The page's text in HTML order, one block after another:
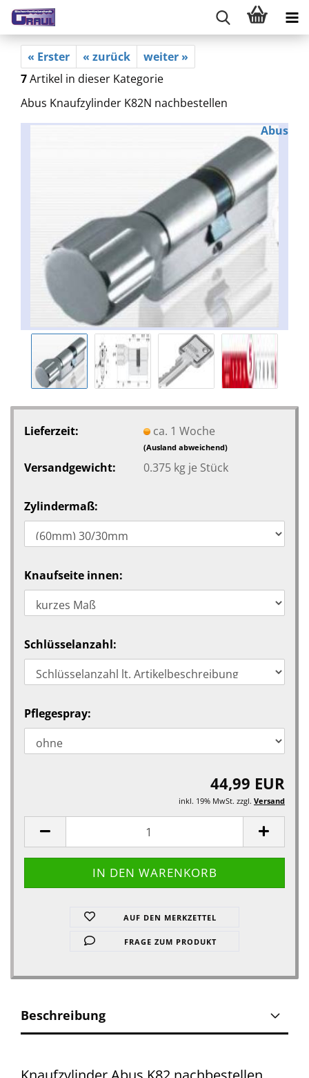
« Erster « zurück
weiter »
7Artikel in dieser Kategorie
Abus Knaufzylinder K82N nachbestellen
Abus
Lieferzeit: ca. 1 Woche
(Ausland abweichend)
Versandgewicht: 0.375kg je Stück
Zylindermaß:
Knaufseite innen:
Schlüsselanzahl:
Pflegespray:
44,99 EUR
inkl. 19% MwSt. zzgl. Versand
AUF DEN MERKZETTEL
FRAGE ZUM PRODUKT
Beschreibung